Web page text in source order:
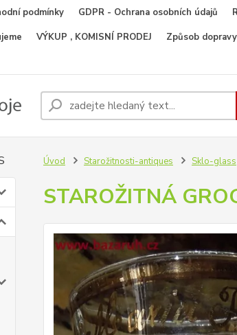
podmínky GDPR - Ochrana osobních údajů
VÝKUP , KOMISNÍ PRODEJ Způsob
Úvod Starožitnosti-antiques Sklo-glass
STAROŽITNÁ